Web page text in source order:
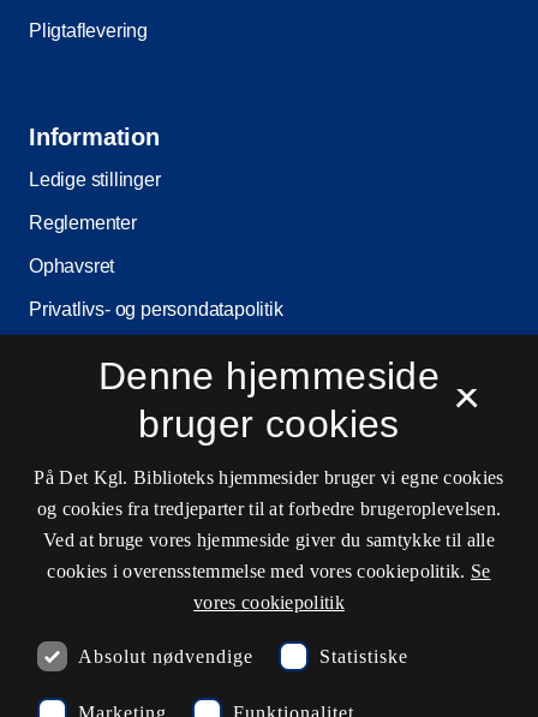
Pligtaflevering
Information
Ledige stillinger
Reglementer
Ophavsret
Privatlivs- og persondatapolitik
Cookieindstillinger
Kontaktinformationer
Åbningstider
Spørg biblioteket
×
Denne hjemmeside
bruger cookies
På Det Kgl. Biblioteks hjemmesider bruger vi egne cookies
og cookies fra tredjeparter til at forbedre brugeroplevelsen.
Ved at bruge vores hjemmeside giver du samtykke til alle
cookies i overensstemmelse med vores cookiepolitik. Se
vores cookiepolitik
Absolut nødvendige Statistiske
Marketing Funktionalitet